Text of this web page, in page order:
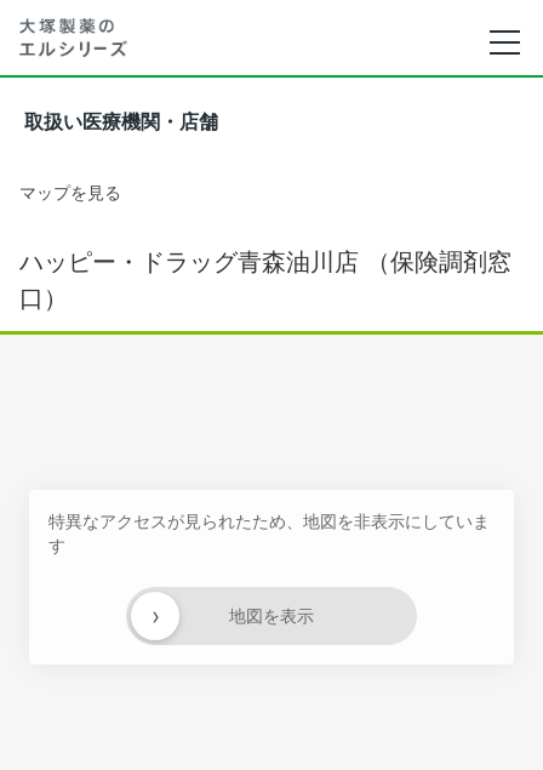
取扱い医療機関・店舗
マップを見る
ハッピー・ドラッグ青森油川店 （保険調剤窓
口）
特異なアクセスが見られたため、地図を非表示にしていま
す
地図を表示
›